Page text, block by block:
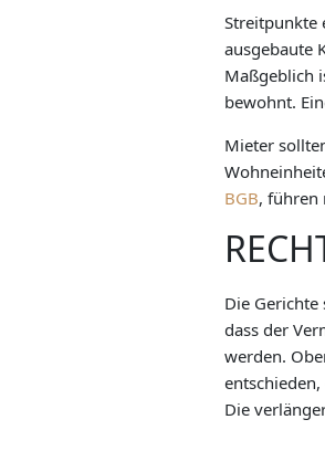
Streitpunkte
ausgebaute
Maßgeblich
bewohnt.
Mieter
BGB, führen
Die
dass der
werden.
Die